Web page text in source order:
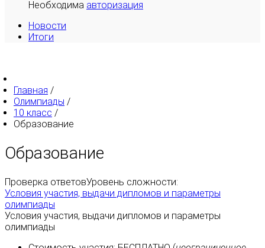
Необходима авторизация
Новости
Итоги
Главная /
Олимпиады /
10 класс /
Образование
Образование
Проверка ответовУровень сложности:
Условия участия, выдачи дипломов и параметры
олимпиады
Условия участия, выдачи дипломов и параметры
олимпиады